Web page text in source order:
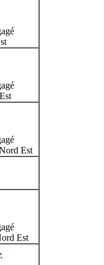
Est
Est